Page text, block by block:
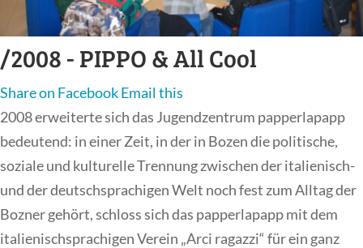
/2008 - PIPPO & All Cool
Share on FacebookEmail this
2008 erweiterte sich das Jugendzentrum papperlapapp
bedeutend: in einer Zeit, in der in Bozen die politische,
soziale und kulturelle Trennung zwischen der italienisch-
und der deutschsprachigen Welt noch fest zum Alltag der
Bozner gehört, schloss sich das papperlapapp mit dem
italienischsprachigen Verein „Arci ragazzi“ für ein ganz